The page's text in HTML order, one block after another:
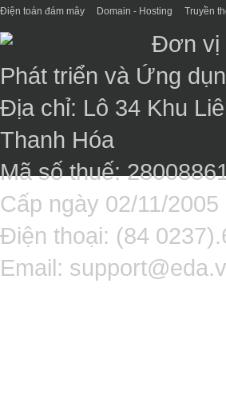
Điện toán đám mây Domain - Hosting Truyền
Đơn vị
Phát triển và Ứng
Địa chỉ: Lô 34 Khu
Thanh Hóa
Mã số thuế:
Cấp ngày 02/11/2005
Điện thoại: (84
Email: